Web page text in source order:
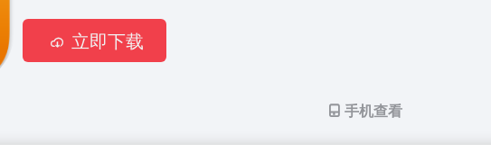
立即下载
手机查看